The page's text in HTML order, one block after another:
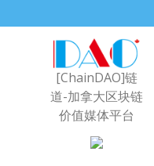
[ChainDAO]链
道-加拿大区块链
价值媒体平台